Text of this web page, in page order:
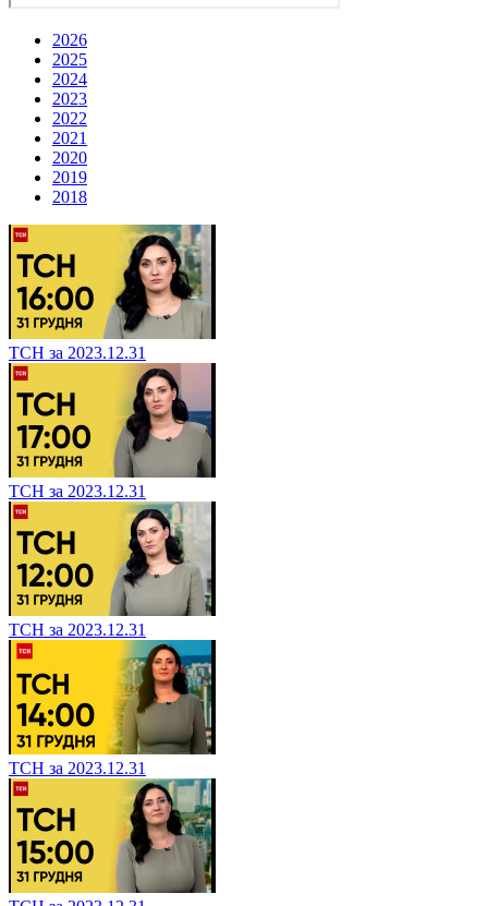
2026
2025
2024
2023
2022
2021
2020
2019
2018
ТСН за 2023.12.31
ТСН за 2023.12.31
ТСН за 2023.12.31
ТСН за 2023.12.31